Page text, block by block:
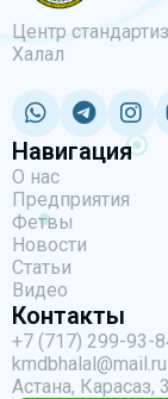
Центр
Халал
Навигация
О нас
Предприятия
Фетвы
Новости
Статьи
Видео
Контакты
+7 (717) 299-93-
kmdbhalal@mail.ru
Астана, Карасаз,